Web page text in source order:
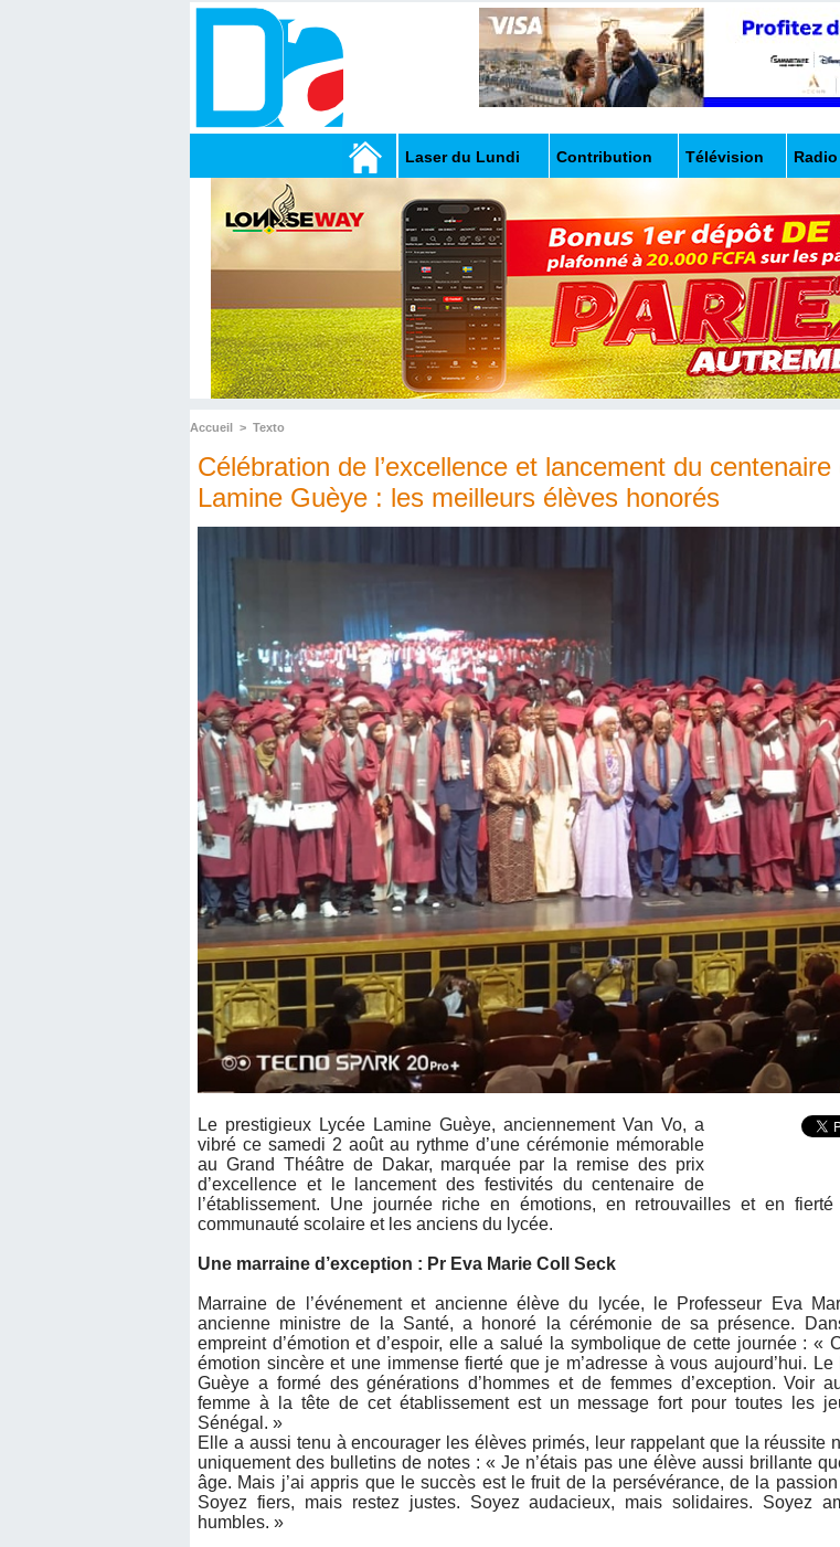
Laser du Lundi Contribution Télévision Radio
Accueil > Texto
Célébration de l’excellence et lancement du centenaire
Lamine Guèye : les meilleurs élèves honorés
Le prestigieux Lycée Lamine Guèye, anciennement Van Vo, a
vibré ce samedi 2 août au rythme d’une cérémonie mémorable
au Grand Théâtre de Dakar, marquée par la remise des prix
d’excellence et le lancement des festivités du centenaire de
l’établissement. Une journée riche en émotions, en retrouvailles et en
communauté scolaire et les anciens du lycée.
Une marraine d’exception : Pr Eva Marie Coll Seck
Marraine de l’événement et ancienne élève du lycée, le Professeur Eva
ancienne ministre de la Santé, a honoré la cérémonie de sa présence.
empreint d’émotion et d’espoir, elle a salué la symbolique de cette journée : «
émotion sincère et une immense fierté que je m’adresse à vous aujourd’hui. Le
Guèye a formé des générations d’hommes et de femmes d’exception. Voir
femme à la tête de cet établissement est un message fort pour toutes les
Sénégal. »
Elle a aussi tenu à encourager les élèves primés, leur rappelant que la réussite
uniquement des bulletins de notes : « Je n’étais pas une élève aussi brillante
âge. Mais j’ai appris que le succès est le fruit de la persévérance, de la
Soyez fiers, mais restez justes. Soyez audacieux, mais solidaires. Soyez
humbles. »